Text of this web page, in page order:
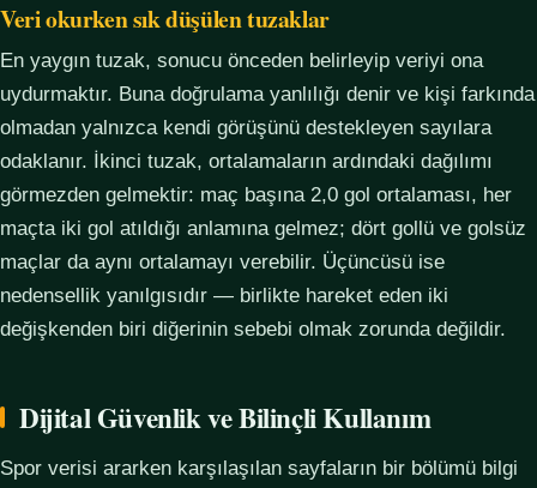
Veri okurken sık düşülen tuzaklar
En yaygın tuzak, sonucu önceden belirleyip veriyi ona
uydurmaktır. Buna doğrulama yanlılığı denir ve kişi farkında
olmadan yalnızca kendi görüşünü destekleyen sayılara
odaklanır. İkinci tuzak, ortalamaların ardındaki dağılımı
görmezden gelmektir: maç başına 2,0 gol ortalaması, her
maçta iki gol atıldığı anlamına gelmez; dört gollü ve golsüz
maçlar da aynı ortalamayı verebilir. Üçüncüsü ise
nedensellik yanılgısıdır — birlikte hareket eden iki
değişkenden biri diğerinin sebebi olmak zorunda değildir.
Dijital Güvenlik ve Bilinçli Kullanım
Spor verisi ararken karşılaşılan sayfaların bir bölümü bilgi